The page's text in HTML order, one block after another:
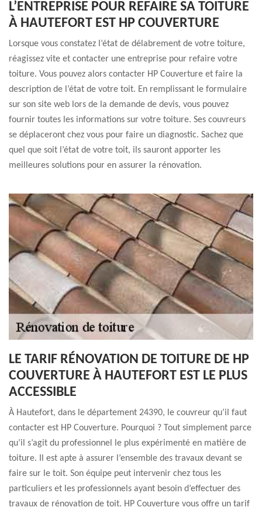
L’ENTREPRISE POUR REFAIRE SA TOITURE
À HAUTEFORT EST HP COUVERTURE
Lorsque vous constatez l’état de délabrement de votre toiture,
réagissez vite et contacter une entreprise pour refaire votre
toiture. Vous pouvez alors contacter HP Couverture et faire la
description de l’état de votre toit. En remplissant le formulaire
sur son site web lors de la demande de devis, vous pouvez
fournir toutes les informations sur votre toiture. Ses couvreurs
se déplaceront chez vous pour faire un diagnostic. Sachez que
quel que soit l’état de votre toit, ils sauront apporter les
meilleures solutions pour en assurer la rénovation.
LE TARIF RÉNOVATION DE TOITURE DE HP
COUVERTURE À HAUTEFORT EST LE PLUS
ACCESSIBLE
À Hautefort, dans le département 24390, le couvreur qu’il faut
contacter est HP Couverture. Pourquoi ? Tout simplement parce
qu’il s’agit du professionnel le plus expérimenté en matière de
toiture. Il est apte à assurer l’ensemble des travaux devant se
faire sur le toit. Son équipe peut intervenir chez tous les
particuliers et les professionnels ayant besoin d’effectuer des
travaux de rénovation de toit. HP Couverture vous offre un tarif